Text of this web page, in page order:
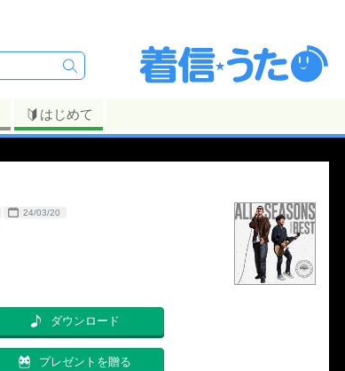
はじめて
24/03/20
ダウンロード
プレゼントを贈る